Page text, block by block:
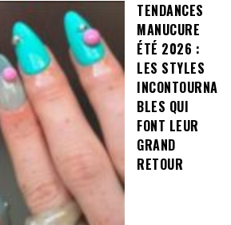
TENDANCES
MANUCURE
ÉTÉ 2026 :
LES STYLES
INCONTOURNA
BLES QUI
FONT LEUR
GRAND
RETOUR